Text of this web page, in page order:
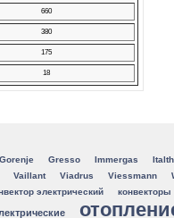
660
380
175
18
Gorenje Gresso Immergas
Vaillant Viadrus Viessmann
электрический конвекторы